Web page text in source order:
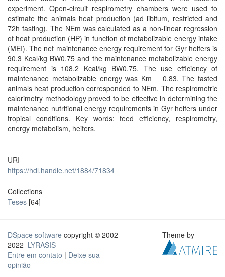
experiment. Open-circuit respirometry chambers were used to
estimate the animals heat production (ad libitum, restricted and
72h fasting). The NEm was calculated as a non-linear regression
of heat production (HP) in function of metabolizable energy intake
(MEI). The net maintenance energy requirement for Gyr heifers is
90.3 Kcal/kg BW0.75 and the maintenance metabolizable energy
requirement is 108.2 Kcal/kg BW0.75. The use efficiency of
maintenance metabolizable energy was Km = 0.83. The fasted
animals heat production corresponded to NEm. The respirometric
calorimetry methodology proved to be effective in determining the
maintenance nutritional energy requirements in Gyr heifers under
tropical conditions. Key words: feed efficiency, respirometry,
energy metabolism, heifers.
URI
https://hdl.handle.net/1884/71834
Collections
Teses [64]
DSpace software copyright © 2002-
2022 LYRASIS
Entre em contato | Deixe sua
opinião
Theme by